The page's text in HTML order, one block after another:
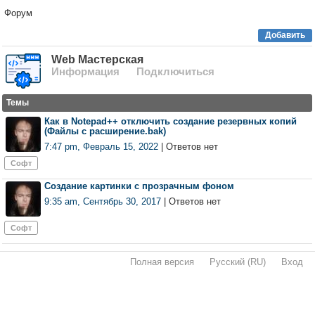
Форум
Добавить
Web Мастерская
Информация
Подключиться
Темы
Как в Notepad++ отключить создание резервных копий
(Файлы с расширение.bak)
7:47 pm, Февраль 15, 2022 | Ответов нет
Софт
Создание картинки с прозрачным фоном
9:35 am, Сентябрь 30, 2017 | Ответов нет
Софт
Полная версия Русский (RU) Вход